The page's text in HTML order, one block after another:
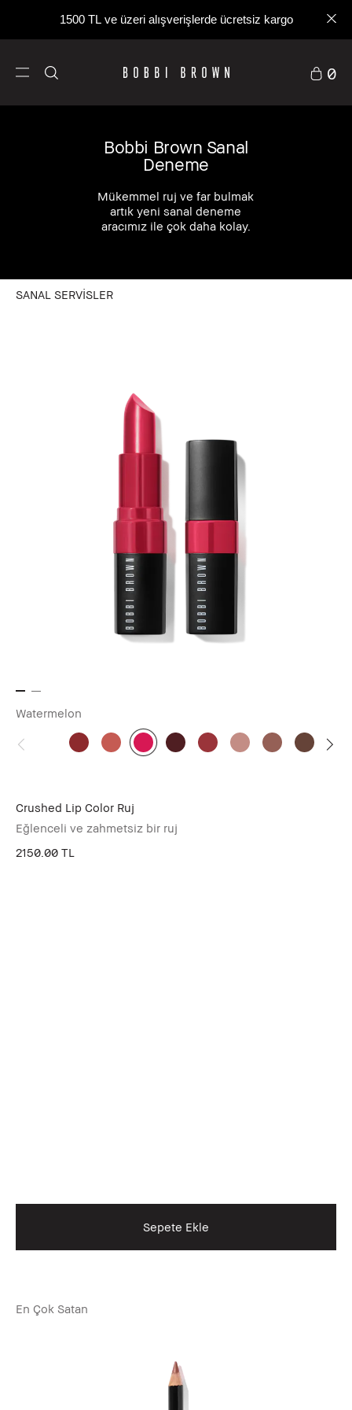
1500 TL ve üzeri alışverişlerde ücretsiz kargo
0
Bobbi Brown Sanal
Deneme
Mükemmel ruj ve far bulmak
artık yeni sanal deneme
aracımız ile çok daha kolay.
SANAL SERVİSLER
Watermelon
Crushed Lip Color Ruj
Eğlenceli ve zahmetsiz bir ruj
2150.00 TL
Sepete Ekle
En Çok Satan